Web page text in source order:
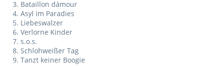
Bataillon dámour
Asyl im Paradies
Liebeswalzer
Verlorne Kinder
s.o.s.
Schlohweißer Tag
Tanzt keiner Boogie